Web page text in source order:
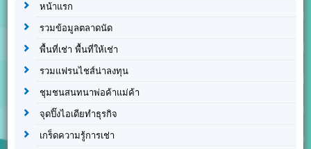
หน้าแรก
รวมข้อมูลตลาดนัด
พื้นที่เช่า พื้นที่ให้เช่า
รวมแฟรนไชส์น่าลงทุน
ชุมชนสนทนาพ่อค้าแม่ค้า
จุดปิ๊งไอเดียทำธุรกิจ
เกร็ดความรู้การเช่า